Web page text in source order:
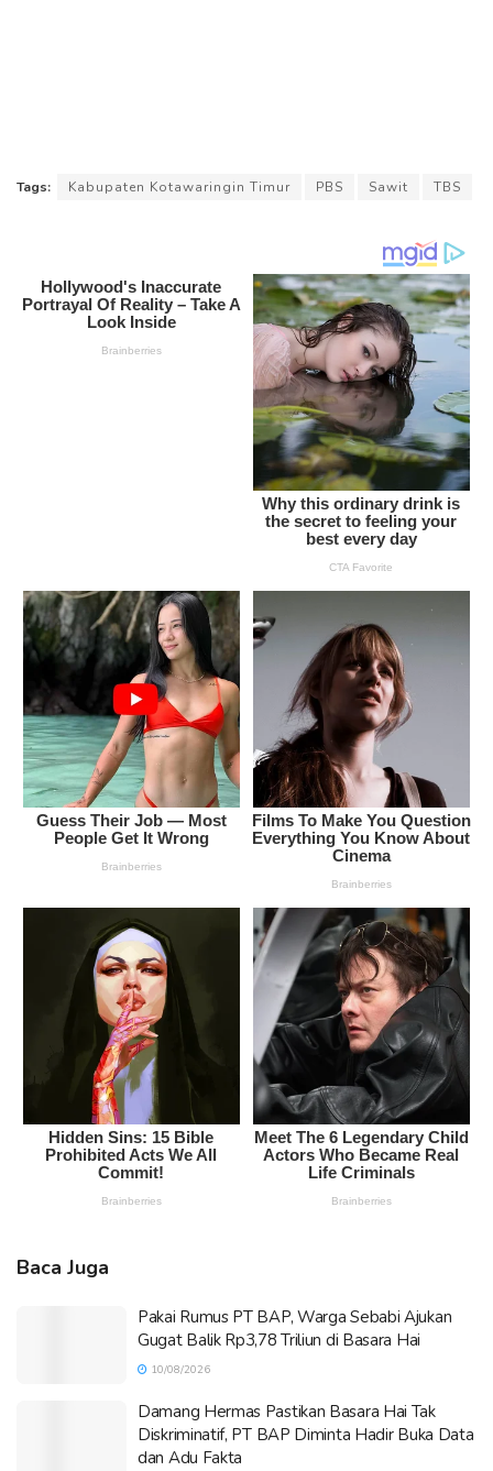
Tags: Kabupaten Kotawaringin Timur PBS Sawit TBS
Baca Juga
Pakai Rumus PT BAP, Warga Sebabi Ajukan
Gugat Balik Rp3,78 Triliun di Basara Hai
10/08/2026
Damang Hermas Pastikan Basara Hai Tak
Diskriminatif, PT BAP Diminta Hadir Buka Data
dan Adu Fakta